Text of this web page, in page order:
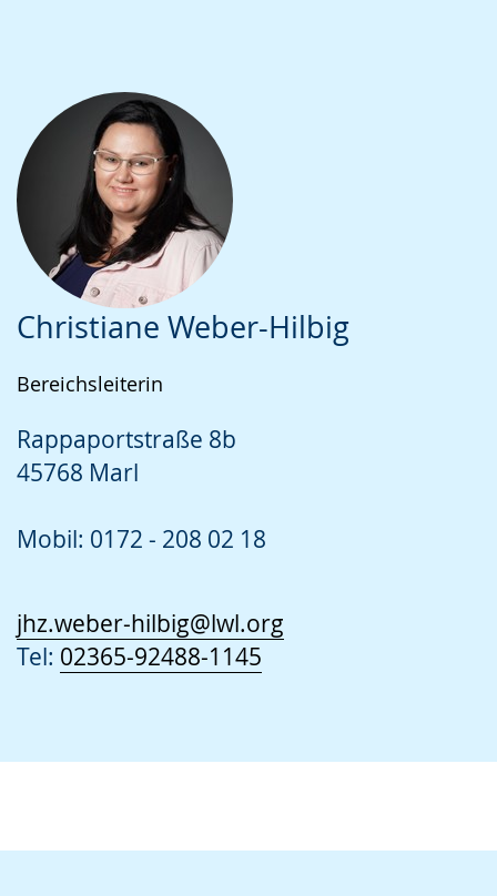
Christiane Weber-Hilbig
Bereichsleiterin
Rappaportstraße 8b
45768 Marl
Mobil: 0172 - 208 02 18
jhz.weber-hilbig@lwl.org
Tel: 02365-92488-1145